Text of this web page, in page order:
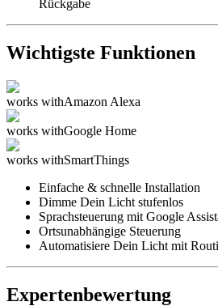
Rückgabe
Wichtigste Funktionen
works withAmazon Alexa
works withGoogle Home
works withSmartThings
Einfache & schnelle Installation
Dimme Dein Licht stufenlos
Sprachsteuerung mit Google
Ortsunabhängige Steuerung
Automatisiere Dein Licht mit
Expertenbewertung